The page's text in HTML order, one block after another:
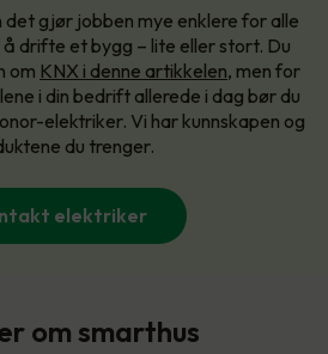
det gjør jobben mye enklere for alle
drifte et bygg – lite eller stort. Du
om KNX i denne artikkelen, men for
i din bedrift allerede i dag bør du
elektriker. Vi har kunnskapen og
du trenger.
elektriker
om smarthus